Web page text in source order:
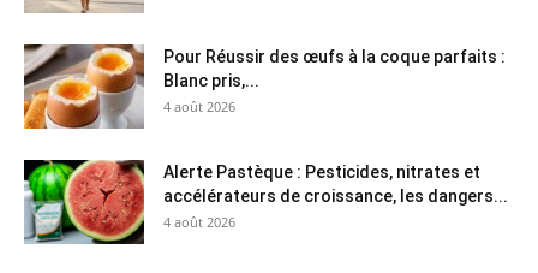
Pour Réussir des œufs à la coque parfaits :
Blanc pris,...
4 août 2026
Alerte Pastèque : Pesticides, nitrates et
accélérateurs de croissance, les dangers...
4 août 2026